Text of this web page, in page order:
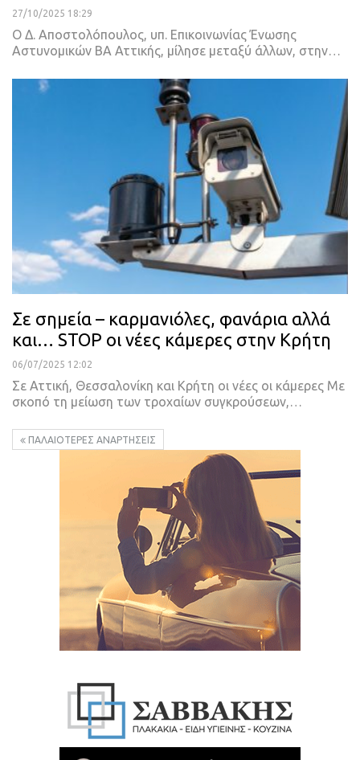
27/10/2025 18:29
Ο Δ. Αποστολόπουλος, υπ. Επικοινωνίας Ένωσης
Αστυνομικών ΒΑ Αττικής, μίλησε μεταξύ άλλων, στην…
Σε σημεία – καρμανιόλες, φανάρια αλλά
και… STOP οι νέες κάμερες στην Κρήτη
06/07/2025 12:02
Σε Αττική, Θεσσαλονίκη και Κρήτη οι νέες οι κάμερες Με
σκοπό τη μείωση των τροχαίων συγκρούσεων,…
ΠΑΛΑΙΌΤΕΡΕΣ ΑΝΑΡΤΉΣΕΙΣ